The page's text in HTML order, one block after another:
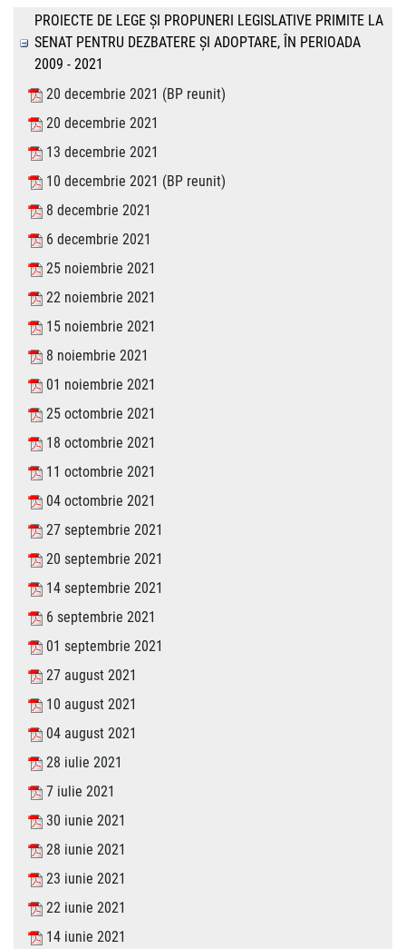
PROIECTE DE LEGE ŞI PROPUNERI LEGISLATIVE PRIMITE LA
SENAT PENTRU DEZBATERE ŞI ADOPTARE, ÎN PERIOADA
2009 - 2021
20 decembrie 2021 (BP reunit)
20 decembrie 2021
13 decembrie 2021
10 decembrie 2021 (BP reunit)
8 decembrie 2021
6 decembrie 2021
25 noiembrie 2021
22 noiembrie 2021
15 noiembrie 2021
8 noiembrie 2021
01 noiembrie 2021
25 octombrie 2021
18 octombrie 2021
11 octombrie 2021
04 octombrie 2021
27 septembrie 2021
20 septembrie 2021
14 septembrie 2021
6 septembrie 2021
01 septembrie 2021
27 august 2021
10 august 2021
04 august 2021
28 iulie 2021
7 iulie 2021
30 iunie 2021
28 iunie 2021
23 iunie 2021
22 iunie 2021
14 iunie 2021